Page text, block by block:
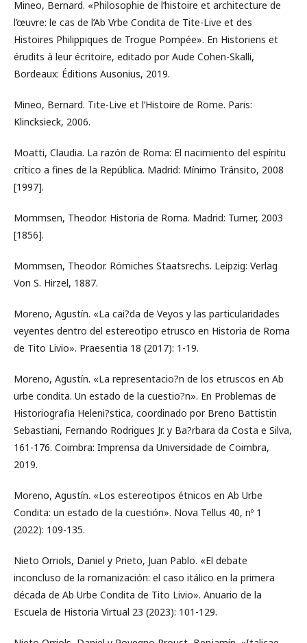
Mineo, Bernard. «Philosophie de l’histoire et architecture de
l’œuvre: le cas de l’Ab Vrbe Condita de Tite-Live et des
Histoires Philippiques de Trogue Pompée». En Historiens et
érudits à leur écritoire, editado por Aude Cohen-Skalli,
Bordeaux: Éditions Ausonius, 2019.
Mineo, Bernard. Tite-Live et l’Histoire de Rome. Paris:
Klincksieck, 2006.
Moatti, Claudia. La razón de Roma: El nacimiento del espíritu
crítico a fines de la República. Madrid: Mínimo Tránsito, 2008
[1997].
Mommsen, Theodor. Historia de Roma. Madrid: Turner, 2003
[1856].
Mommsen, Theodor. Römiches Staatsrechs. Leipzig: Verlag
Von S. Hirzel, 1887.
Moreno, Agustín. «La cai?da de Veyos y las particularidades
veyentes dentro del estereotipo etrusco en Historia de Roma
de Tito Livio». Praesentia 18 (2017): 1-19.
Moreno, Agustín. «La representacio?n de los etruscos en Ab
urbe condita. Un estado de la cuestio?n». En Problemas de
Historiografia Heleni?stica, coordinado por Breno Battistin
Sebastiani, Fernando Rodrigues Jr. y Ba?rbara da Costa e Silva,
161-176. Coimbra: Imprensa da Universidade de Coimbra,
2019.
Moreno, Agustín. «Los estereotipos étnicos en Ab Urbe
Condita: un estado de la cuestión». Nova Tellus 40, nº 1
(2022): 109-135.
Nieto Orriols, Daniel y Prieto, Juan Pablo. «El debate
inconcluso de la romanización: el caso itálico en la primera
década de Ab Urbe Condita de Tito Livio». Anuario de la
Escuela de Historia Virtual 23 (2023): 101-129.